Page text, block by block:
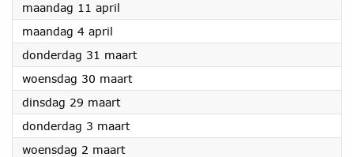
maandag 11 april
maandag 4 april
donderdag 31 maart2022
woensdag 30 maart2022
dinsdag 29 maart2022
donderdag 3 maart2022
woensdag 2 maart2022